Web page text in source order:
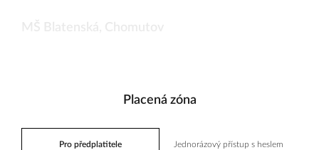
Placená zóna
Pro předplatitele
Jednorázový přístup s heslem